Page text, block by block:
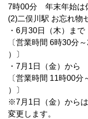
7時00分 年末年始は
(2)二俣川駅 お忘れ
・6月30日（木）まで
〔営業時間 6時30分
）〕
・7月1日（金）から
〔営業時間 11時00
）〕
※7月1日（金）から
変更します。